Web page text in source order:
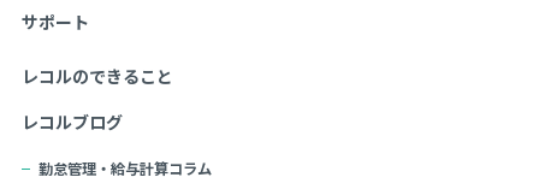
サポート
レコルのできること
レコルブログ
勤怠管理・給与計算コラム